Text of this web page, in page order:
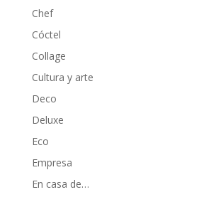
Chef
Cóctel
Collage
Cultura y arte
Deco
Deluxe
Eco
Empresa
En casa de…